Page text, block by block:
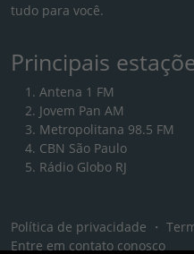
tudo para você.
Principais
Antena 1 FM
Jovem Pan AM
Metropolitana 98.5 FM
CBN São Paulo
Rádio Globo RJ
Política de privacidade ・
Entre em contato conosco